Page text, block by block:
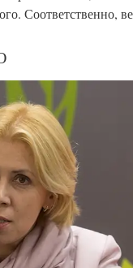
Соответственно,